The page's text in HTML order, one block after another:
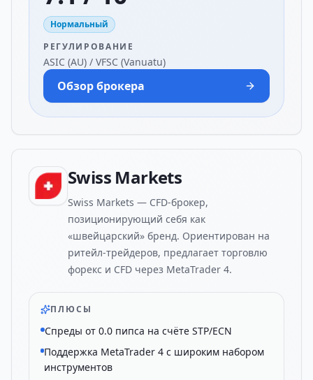
Нормальный
РЕГУЛИРОВАНИЕ
ASIC (AU) / VFSC (Vanuatu)
Обзор брокера
Swiss Markets
Swiss Markets — CFD-брокер,
позиционирующий себя как
«швейцарский» бренд. Ориентирован на
ритейл-трейдеров, предлагает торговлю
форекс и CFD через MetaTrader 4.
ПЛЮСЫ
Спреды от 0.0 пипса на счёте STP/ECN
Поддержка MetaTrader 4 с широким набором
инструментов